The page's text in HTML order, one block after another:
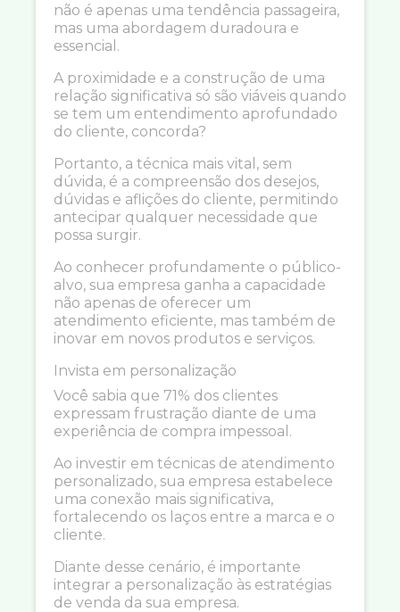
não é apenas uma tendência passageira,
mas uma abordagem duradoura e
essencial.
A proximidade e a construção de uma
relação significativa só são viáveis quando
se tem um entendimento aprofundado
do cliente, concorda?
Portanto, a técnica mais vital, sem
dúvida, é a compreensão dos desejos,
dúvidas e aflições do cliente, permitindo
antecipar qualquer necessidade que
possa surgir.
Ao conhecer profundamente o público-
alvo, sua empresa ganha a capacidade
não apenas de oferecer um
atendimento eficiente, mas também de
inovar em novos produtos e serviços.
Invista em personalização
Você sabia que 71% dos clientes
expressam frustração diante de uma
experiência de compra impessoal.
Ao investir em técnicas de atendimento
personalizado, sua empresa estabelece
uma conexão mais significativa,
fortalecendo os laços entre a marca e o
cliente.
Diante desse cenário, é importante
integrar a personalização às estratégias
de venda da sua empresa.